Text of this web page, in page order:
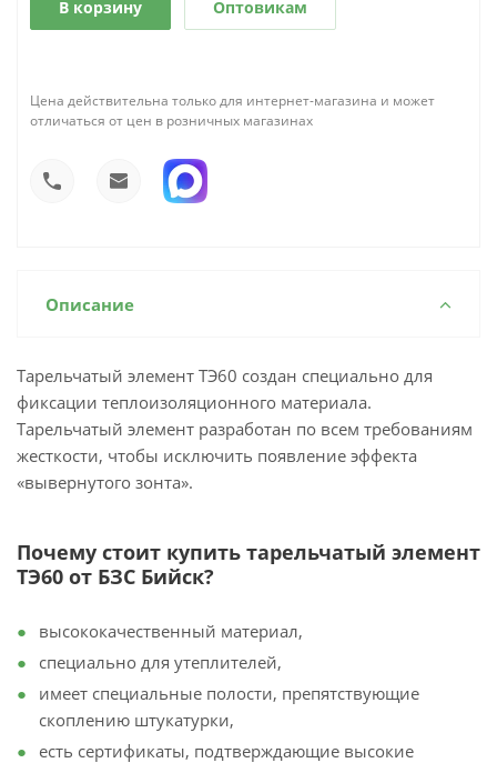
В корзину Оптовикам
Цена действительна только для интернет-магазина и может
отличаться от цен в розничных магазинах
Описание
Тарельчатый элемент ТЭ60 создан специально для
фиксации теплоизоляционного материала.
Тарельчатый элемент разработан по всем требованиям
жесткости, чтобы исключить появление эффекта
«вывернутого зонта».
Почему стоит купить тарельчатый элемент
ТЭ60 от БЗС Бийск?
высококачественный материал,
специально для утеплителей,
имеет специальные полости, препятствующие
скоплению штукатурки,
есть сертификаты, подтверждающие высокие